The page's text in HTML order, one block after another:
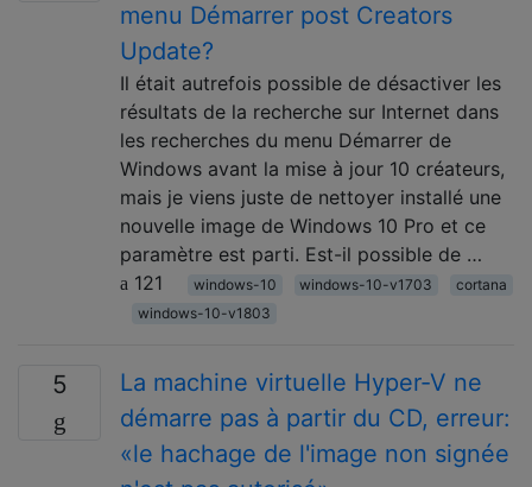
menu Démarrer post Creators
Update?
Il était autrefois possible de désactiver les
résultats de la recherche sur Internet dans
les recherches du menu Démarrer de
Windows avant la mise à jour 10 créateurs,
mais je viens juste de nettoyer installé une
nouvelle image de Windows 10 Pro et ce
paramètre est parti. Est-il possible de …
121
windows-10 windows-10-v1703
cortana
windows-10-v1803
5
La machine virtuelle Hyper-V ne
démarre pas à partir du CD, erreur:
«le hachage de l'image non signée